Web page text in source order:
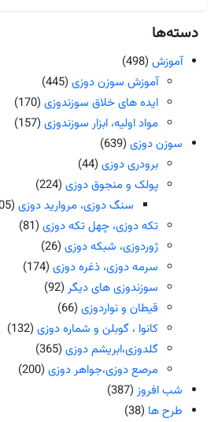
دسته‌ها
آموزش (498)
آموزش سوزن دوزی (445)
ایده های خلاق سوزندوزی (170)
مواد اولیه، ابزار سوزندوزی (157)
سوزن دوزی (639)
برودری دوزی (44)
پولک و منجوق دوزی (224)
سنگ دوزی، مروارید دوزی(205)
تکه دوزی، چهل تکه دوزی (81)
ژوردوزی، شبکه دوزی (26)
سرمه دوزی، ذغره دوزی (174)
سوزندوزی های دیگر (92)
قیطان و نواردوزی (66)
کانوا ، گوبلن و شماره دوزی (132)
گلدوزی،ابریشم دوزی (365)
مرصع دوزی،جواهر دوزی (200)
شب افروز (387)
طرح ها (38)